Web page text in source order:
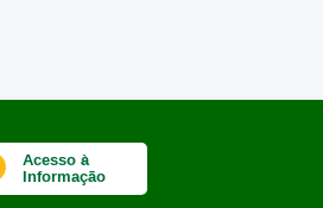
Acesso à
Informação